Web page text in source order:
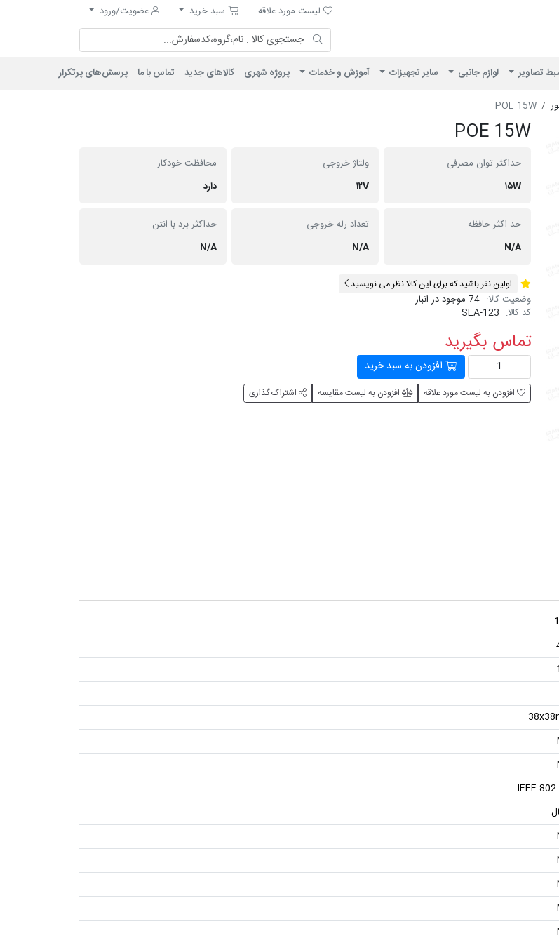
لیست مورد علاقه
لیست مورد علاقه سبد خرید
سبد خرید
عضویت/ورود
تصاویر لوازم جانبی سایر تجهیزات آموزش و خدمات پروژه شهری کالاهای جدید تماس با ما پرسش‌های پرتکرار
POE 15W
POE 15W
حداکثر توان مصرفی
۱۵W
ولتاژ خروجی
۱۲V
محافظت خودکار
دارد
حد اکثر حافظه
N/A
تعداد رله خروجی
N/A
حداکثر برد با انتن
N/A
اولین نفر باشید که برای این کالا نظر می نویسید
وضعیت کالا: 74 موجود در انبار
کد کالا: SEA-123
تماس بگیرید
افزودن به سبد خرید
افزودن به لیست مورد علاقه افزودن به لیست مقایسه اشتراک گذاری
IEEE